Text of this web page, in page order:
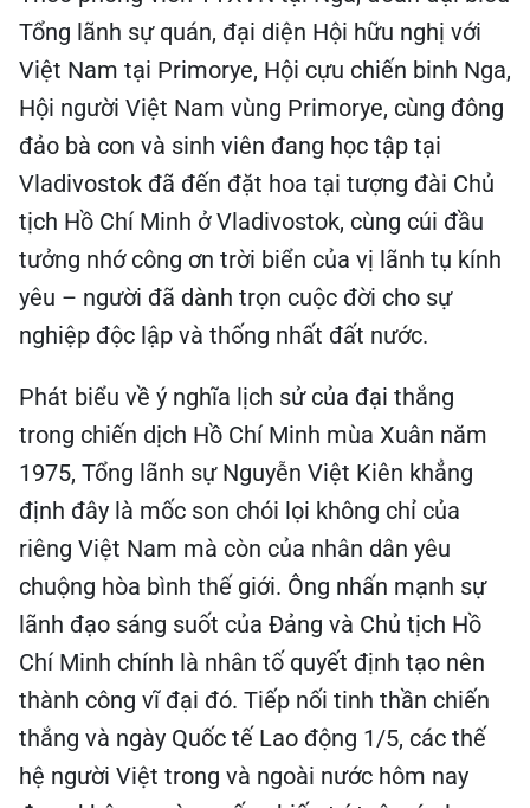
Tổng lãnh sự quán, đại diện Hội hữu nghị với
Việt Nam tại Primorye, Hội cựu chiến binh Nga,
Hội người Việt Nam vùng Primorye, cùng đông
đảo bà con và sinh viên đang học tập tại
Vladivostok đã đến đặt hoa tại tượng đài Chủ
tịch Hồ Chí Minh ở Vladivostok, cùng cúi đầu
tưởng nhớ công ơn trời biển của vị lãnh tụ kính
yêu – người đã dành trọn cuộc đời cho sự
nghiệp độc lập và thống nhất đất nước.
Phát biểu về ý nghĩa lịch sử của đại thắng
trong chiến dịch Hồ Chí Minh mùa Xuân năm
1975, Tổng lãnh sự Nguyễn Việt Kiên khẳng
định đây là mốc son chói lọi không chỉ của
riêng Việt Nam mà còn của nhân dân yêu
chuộng hòa bình thế giới. Ông nhấn mạnh sự
lãnh đạo sáng suốt của Đảng và Chủ tịch Hồ
Chí Minh chính là nhân tố quyết định tạo nên
thành công vĩ đại đó. Tiếp nối tinh thần chiến
thắng và ngày Quốc tế Lao động 1/5, các thế
hệ người Việt trong và ngoài nước hôm nay